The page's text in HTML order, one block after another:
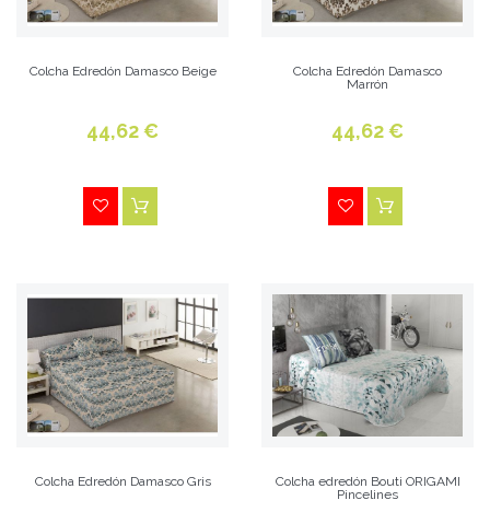
Colcha Edredón Damasco Beige
44,62 €
Colcha Edredón Damasco
Marrón
44,62 €
Colcha Edredón Damasco Gris
Colcha edredón Bouti ORIGAMI
Pincelines